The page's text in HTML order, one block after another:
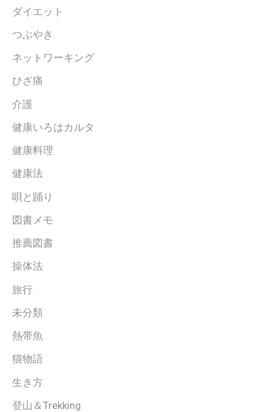
ダイエット
つぶやき
ネットワーキング
ひざ痛
介護
健康いろはカルタ
健康料理
健康法
唄と踊り
図書メモ
推薦図書
操体法
旅行
未分類
熱帯魚
猫物語
生き方
登山＆Trekking